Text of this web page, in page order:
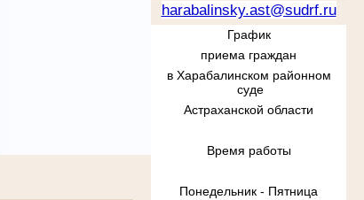
harabalinsky.ast@sudrf.ru
График
приема граждан
в Харабалинском районном
суде
Астраханской области
Время работы
Понедельник - Пятница